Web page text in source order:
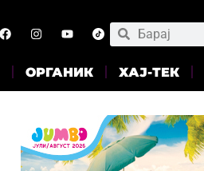
ОРГАНИК ХАЈ-ТЕК